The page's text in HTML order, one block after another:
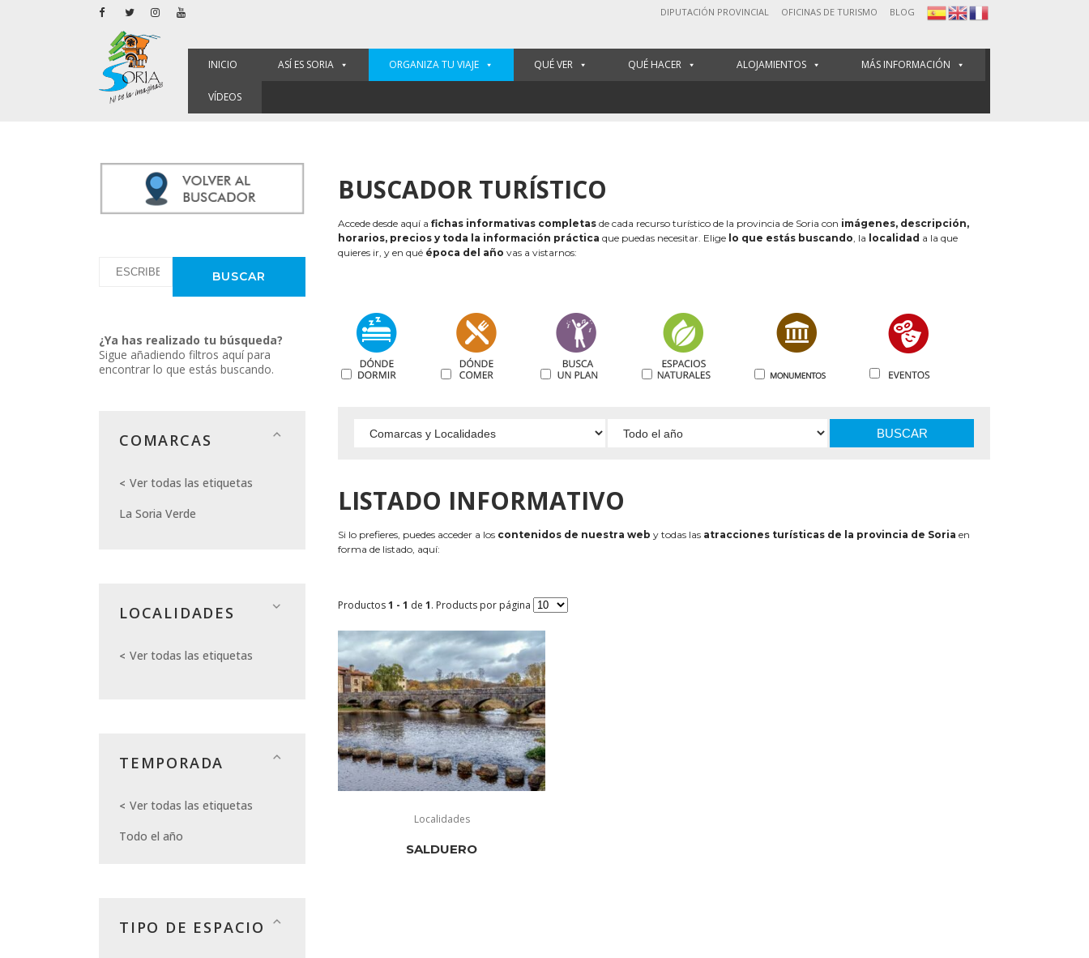
DIPUTACIÓN PROVINCIAL OFICINAS DE TURISMO BLOG
INICIO ASÍ ES SORIA ORGANIZA TU VIAJE QUÉ VER QUÉ HACER ALOJAMIENTOS MÁS INFORMACIÓN
VÍDEOS
¿Ya has realizado tu búsqueda?
Sigue añadiendo filtros aquí para
encontrar lo que estás buscando.
COMARCAS
Ver todas las etiquetas
La Soria Verde
LOCALIDADES
Ver todas las etiquetas
TEMPORADA
Ver todas las etiquetas
Todo el año
TIPO DE ESPACIO
BUSCADOR TURÍSTICO
Accede desde aquí a fichas informativas completas de cada recurso turístico de la provincia de Soria con imágenes, descripción,
horarios, precios y toda la información práctica que puedas necesitar. Elige lo que estás buscando, la localidad a la que
quieres ir, y en qué época del año vas a vistarnos:
BUSCAR
LISTADO INFORMATIVO
Si lo prefieres, puedes acceder a los contenidos de nuestra web y todas las atracciones turísticas de la provincia de Soria en
forma de listado, aquí:
Productos1 - 1 de 1. Products por página
Localidades
SALDUERO